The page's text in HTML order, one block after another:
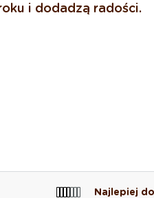
i dodadzą radości.
Najlepiej